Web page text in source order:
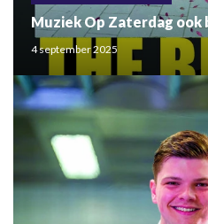
Muziek Op Zaterdag ook
4 september 2025